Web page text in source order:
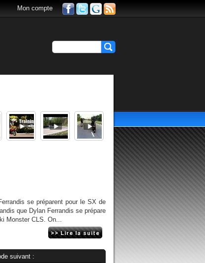
Mon compte
se préparent pour le SX de
que Dylan Ferrandis se prépare
Monster CLS. On...
suivant :